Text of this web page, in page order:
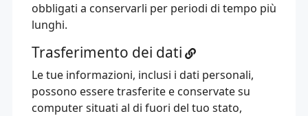
obbligati a conservarli per periodi di tempo più
lunghi.
Trasferimento dei dati
Le tue informazioni, inclusi i dati personali,
possono essere trasferite e conservate su
computer situati al di fuori del tuo stato,